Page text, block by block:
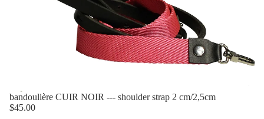
bandoulière CUIR NOIR --- shoulder strap 2 cm/2,5cm
$45.00